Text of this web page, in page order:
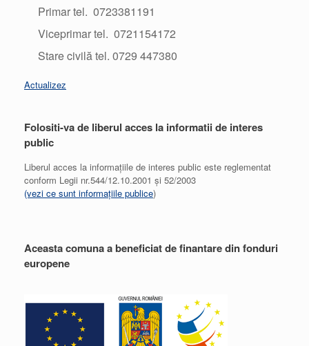
Primar tel. 0723381191
Viceprimar tel. 0721154172
Stare civilă tel. 0729 447380
Actualizez
Folositi-va de liberul acces la informatii de interes
public
Liberul acces la informațiile de interes public este reglementat
conform Legii nr.544/12.10.2001 și 52/2003
(vezi ce sunt informațiile publice)
Aceasta comuna a beneficiat de finantare din fonduri
europene